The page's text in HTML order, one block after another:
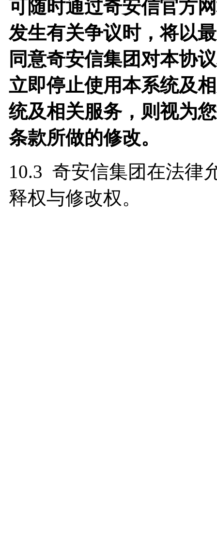
可随时通过奇安信官方
发生有关争议时，将以
同意奇安信集团对本协
立即停止使用本系统及
统及相关服务，则视为
条款所做的修改。
10.3 奇安信集团在法律
释权与修改权。